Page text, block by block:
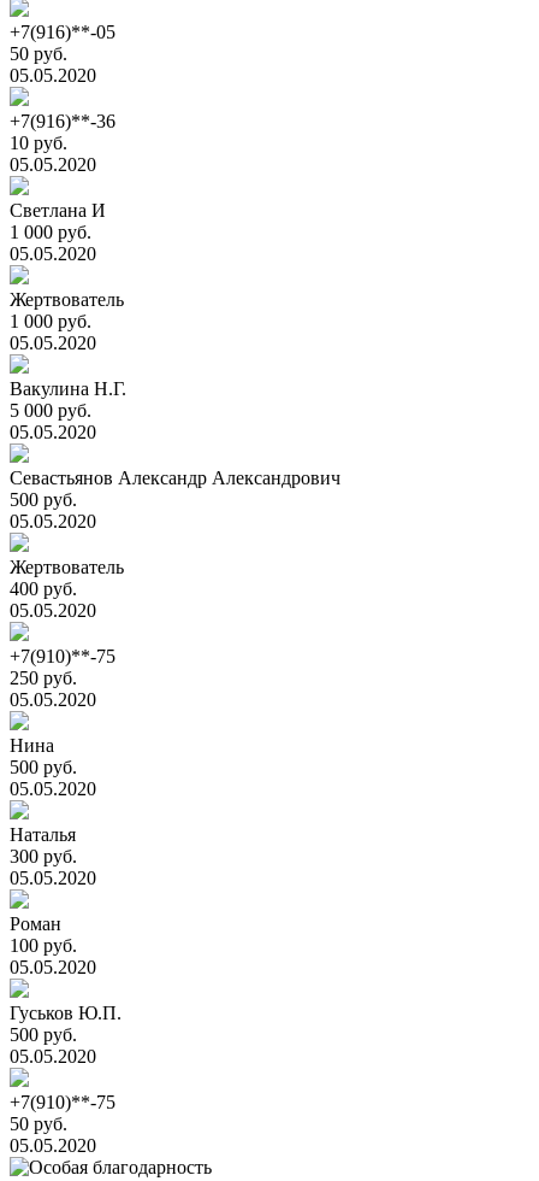
+7(916)**-05
50 руб.
05.05.2020
+7(916)**-36
10 руб.
05.05.2020
Светлана И
1 000 руб.
05.05.2020
Жертвователь
1 000 руб.
05.05.2020
Вакулина Н.Г.
5 000 руб.
05.05.2020
Севастьянов Александр Александрович
500 руб.
05.05.2020
Жертвователь
400 руб.
05.05.2020
+7(910)**-75
250 руб.
05.05.2020
Нина
500 руб.
05.05.2020
Наталья
300 руб.
05.05.2020
Роман
100 руб.
05.05.2020
Гуськов Ю.П.
500 руб.
05.05.2020
+7(910)**-75
50 руб.
05.05.2020